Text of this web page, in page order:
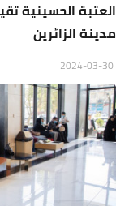
العتبة الحسينية
مدينة الزائرين